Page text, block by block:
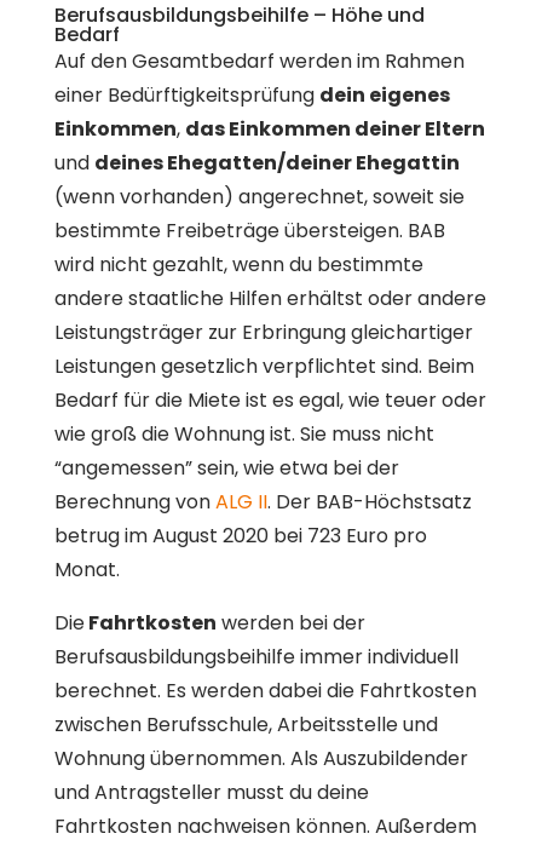
Berufsausbildungsbeihilfe – Höhe und
Bedarf
Auf den Gesamtbedarf werden im Rahmen
einer Bedürftigkeitsprüfung dein eigenes
Einkommen, das Einkommen deiner Eltern
und deines Ehegatten/deiner Ehegattin
(wenn vorhanden) angerechnet, soweit sie
bestimmte Freibeträge übersteigen. BAB
wird nicht gezahlt, wenn du bestimmte
andere staatliche Hilfen erhältst oder andere
Leistungsträger zur Erbringung gleichartiger
Leistungen gesetzlich verpflichtet sind. Beim
Bedarf für die Miete ist es egal, wie teuer oder
wie groß die Wohnung ist. Sie muss nicht
“angemessen” sein, wie etwa bei der
Berechnung vonALG II. Der BAB-Höchstsatz
betrug im August 2020 bei 723 Euro pro
Monat.
DieFahrtkosten werden bei der
Berufsausbildungsbeihilfe immer individuell
berechnet. Es werden dabei die Fahrtkosten
zwischen Berufsschule, Arbeitsstelle und
Wohnung übernommen. Als Auszubildender
und Antragsteller musst du deine
Fahrtkosten nachweisen können. Außerdem